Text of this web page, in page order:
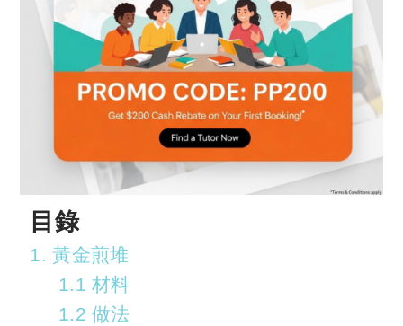
目錄
1. 黃金煎堆
1.1 材料
1.2 做法